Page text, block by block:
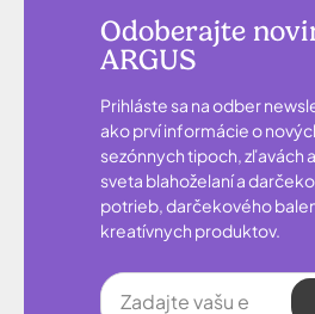
Odoberajte
ARGUS
Prihláste sa na odber
ako prví informácie o
sezónnych tipoch, zľavách
sveta blahoželaní a
potrieb, darčekového
kreatívnych produktov.